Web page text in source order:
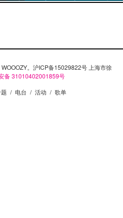
。沪ICP备15029822号 上海市徐
备 31010402001859号
/ 电台 / 活动 / 歌单